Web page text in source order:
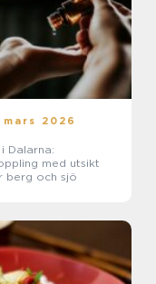
mars 2026
Dalarna:
med utsikt
berg och sjö